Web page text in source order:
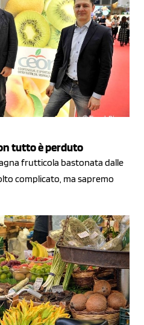
tutto è perduto
frutticola bastonata dalle
complicato, ma sapremo